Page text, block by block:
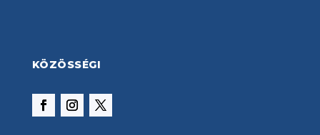
KÖZÖSSÉGI